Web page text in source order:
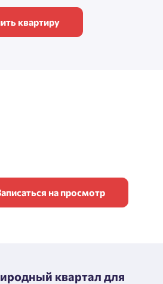
квартиру
на просмотр
квартал для